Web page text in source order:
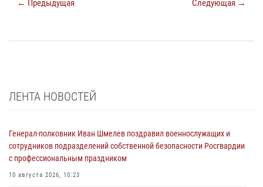
← Предыдущая Следующая →
ЛЕНТА НОВОСТЕЙ
Генерал-полковник Иван Шмелев поздравил военнослужащих и
сотрудников подразделений собственной безопасности Росгвардии
с профессиональным праздником
10 августа 2026, 10:23